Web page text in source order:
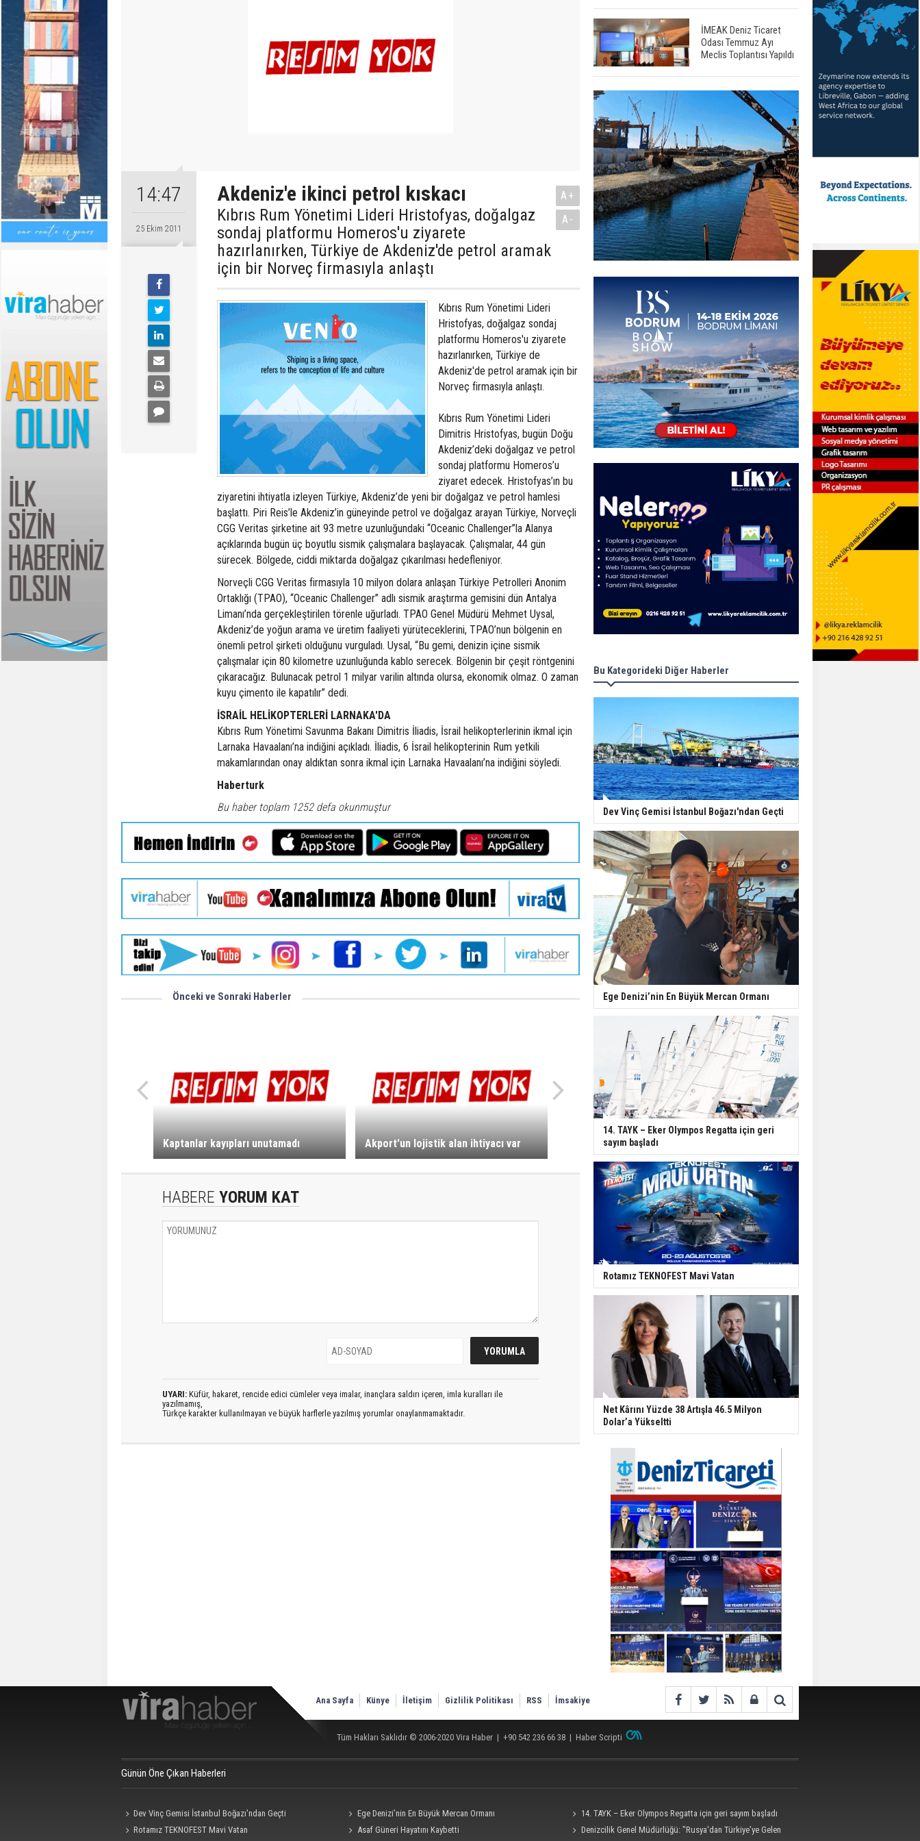
14:47
25 Ekim 2011
Akdeniz'e ikinci petrol kıskacı
Kıbrıs Rum Yönetimi Lideri Hristofyas, doğalgaz
sondaj platformu Homeros'u ziyarete
hazırlanırken, Türkiye de Akdeniz'de petrol aramak
için bir Norveç firmasıyla anlaştı
A+
A-
Kıbrıs Rum Yönetimi Lideri
Hristofyas, doğalgaz sondaj
platformu Homeros'u ziyarete
hazırlanırken, Türkiye de
Akdeniz'de petrol aramak için bir
Norveç firmasıyla anlaştı.
Kıbrıs Rum Yönetimi Lideri
Dimitris Hristofyas, bugün Doğu
Akdeniz’deki doğalgaz ve petrol
sondaj platformu Homeros’u
ziyaret edecek. Hristofyas’ın bu
ziyaretini ihtiyatla izleyen Türkiye, Akdeniz’de yeni bir doğalgaz ve petrol hamlesi
başlattı. Piri Reis’le Akdeniz’in güneyinde petrol ve doğalgaz arayan Türkiye, Norveçli
CGG Veritas şirketine ait 93 metre uzunluğundaki “Oceanic Challenger”la Alanya
açıklarında bugün üç boyutlu sismik çalışmalara başlayacak. Çalışmalar, 44 gün
sürecek. Bölgede, ciddi miktarda doğalgaz çıkarılması hedefleniyor.
Norveçli CGG Veritas firmasıyla 10 milyon dolara anlaşan Türkiye Petrolleri Anonim
Ortaklığı (TPAO), “Oceanic Challenger” adlı sismik araştırma gemisini dün Antalya
Limanı’nda gerçekleştirilen törenle uğurladı. TPAO Genel Müdürü Mehmet Uysal,
Akdeniz’de yoğun arama ve üretim faaliyeti yürüteceklerini, TPAO’nun bölgenin en
önemli petrol şirketi olduğunu vurguladı. Uysal, “Bu gemi, denizin içine sismik
çalışmalar için 80 kilometre uzunluğunda kablo serecek. Bölgenin bir çeşit röntgenini
çıkaracağız. Bulunacak petrol 1 milyar varilin altında olursa, ekonomik olmaz. O zaman
kuyu çimento ile kapatılır” dedi.
İSRAİL HELİKOPTERLERİ LARNAKA'DA
Kıbrıs Rum Yönetimi Savunma Bakanı Dimitris İliadis, İsrail helikopterlerinin ikmal için
Larnaka Havaalanı’na indiğini açıkladı. İliadis, 6 İsrail helikopterinin Rum yetkili
makamlarından onay aldıktan sonra ikmal için Larnaka Havaalanı’na indiğini söyledi.
Haberturk
Bu haber toplam 1252 defa okunmuştur
Önceki ve Sonraki Haberler
Kaptanlar kayıpları unutamadı Akport'un lojistik alan ihtiyacı var
HABERE YORUM KAT
UYARI: Küfür, hakaret, rencide edici cümleler veya imalar, inançlara saldırı içeren, imla kuralları ile
yazılmamış,
Türkçe karakter kullanılmayan ve büyük harflerle yazılmış yorumlar onaylanmamaktadır.
İMEAK Deniz Ticaret
Odası Temmuz Ayı
Meclis Toplantısı Yapıldı
Bu Kategorideki Diğer Haberler
Dev Vinç Gemisi İstanbul Boğazı'ndan Geçti
Ege Denizi’nin En Büyük Mercan Ormanı
14. TAYK – Eker Olympos Regatta için geri
sayım başladı
Rotamız TEKNOFEST Mavi Vatan
Net Kârını Yüzde 38 Artışla 46.5 Milyon
Dolar’a Yükseltti
Ana Sayfa Künye İletişim Gizlilik Politikası RSS İmsakiye
Tüm Hakları Saklıdır © 2006-2020 Vira Haber | +90 542 236 66 38 | Haber Scripti
Günün Öne Çıkan Haberleri
Dev Vinç Gemisi İstanbul Boğazı'ndan Geçti Ege Denizi’nin En Büyük Mercan Ormanı
14. TAYK – Eker Olympos Regatta için geri sayım başladı
Rotamız TEKNOFEST Mavi Vatan
Asaf Güneri Hayatını Kaybetti Denizcilik Genel Müdürlüğü: "Rusya'dan Türkiye'ye Gelen